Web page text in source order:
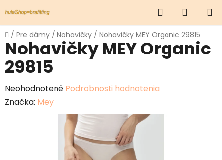
na
obsah
Hľadať
KOŠÍK
Domov
/ Pre dámy / Nohavičky / Nohavičky MEY Organic 29815
Nohavičky MEY Organic
29815
Priemerné
hodnotenie
Neohodnotené Podrobnosti hodnotenia
Značka: Mey